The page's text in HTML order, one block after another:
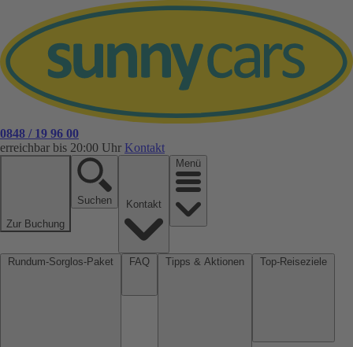
0848 / 19 96 00
erreichbar bis 20:00 Uhr Kontakt
Zur Buchung
Suchen
Menü